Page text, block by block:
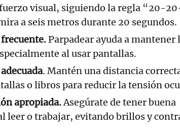
visual, siguiendo la regla “20-
a seis metros durante 20 segundos.
Parpadear ayuda a mantener
al usar pantallas.
. Mantén una distancia
o libros para reducir la tensión
apropiada.Asegúrate de tener buena
leer o trabajar, evitando brillos y